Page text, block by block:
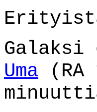
Galaksi
Uma (RA